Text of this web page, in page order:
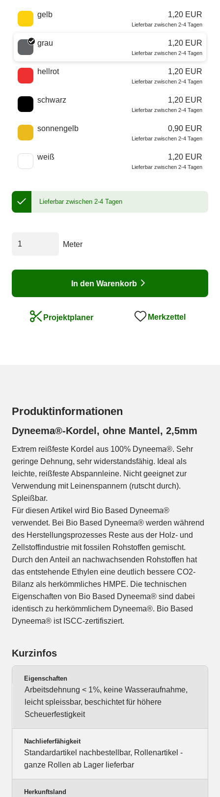
gelb 1,20 EUR
Lieferbar zwischen 2-4 Tagen
grau 1,20 EUR
Lieferbar zwischen 2-4 Tagen
hellrot 1,20 EUR
Lieferbar zwischen 2-4 Tagen
schwarz 1,20 EUR
Lieferbar zwischen 2-4 Tagen
sonnengelb 0,90 EUR
Lieferbar zwischen 2-4 Tagen
weiß 1,20 EUR
Lieferbar zwischen 2-4 Tagen
Lieferbar zwischen 2-4 Tagen
Meter
In den Warenkorb
Projektplaner Merkzettel
Produktinformationen
Dyneema®-Kordel, ohne Mantel, 2,5mm
Extrem reißfeste Kordel aus 100% Dyneema®. Sehr
geringe Dehnung, sehr widerstandsfähig. Ideal als
leichte, reißfeste Abspannleine. Nicht geeignet zur
Verwendung mit Leinenspannern (rutscht durch).
Spleißbar.
Für diesen Artikel wird Bio Based Dyneema®
verwendet. Bei Bio Based Dyneema® werden während
des Herstellungsprozesses Reste aus der Holz- und
Zellstoffindustrie mit fossilen Rohstoffen gemischt.
Durch den Anteil an nachwachsenden Rohstoffen hat
das entstehende Ethylen eine deutlich bessere CO2-
Bilanz als herkömmliches HMPE. Die technischen
Eigenschaften von Bio Based Dyneema® sind dabei
identisch zu herkömmlichem Dyneema®. Bio Based
Dyneema® ist ISCC-zertifisziert.
Kurzinfos
Eigenschaften
Arbeitsdehnung < 1%, keine Wasseraufnahme,
leicht spleissbar, beschichtet für höhere
Scheuerfestigkeit
Nachlieferfähigkeit
Standardartikel nachbestellbar, Rollenartikel -
ganze Rollen ab Lager lieferbar
Herkunftsland